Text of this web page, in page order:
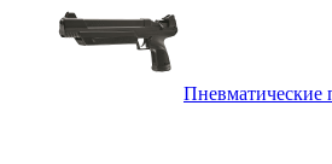
Пневматические